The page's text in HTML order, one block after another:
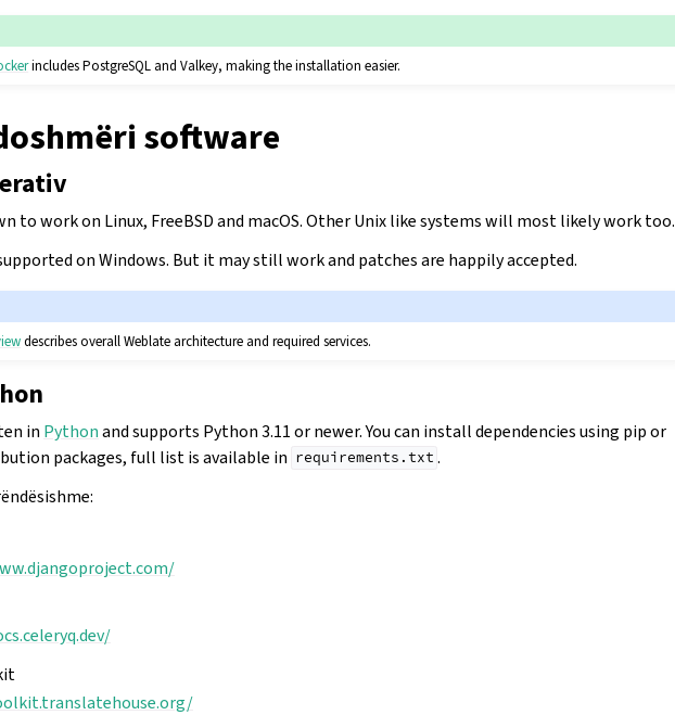
includes PostgreSQL and Valkey, making the installation easier.
software
to work on Linux, FreeBSD and macOS. Other Unix like systems will most likely work too.
on Windows. But it may still work and patches are happily accepted.
describes overall Weblate architecture and required services.
in Pythonand supports Python 3.11 or newer. You can install dependencies using pip or
packages, full list is available in requirements.txt .